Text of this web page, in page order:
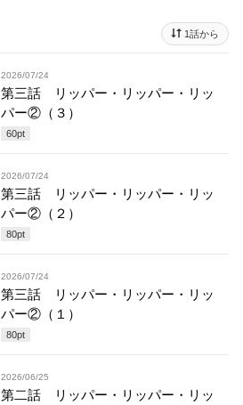
1話から
2026/07/24
第三話 リッパー・リッパー・リッ
パー②（３）
60pt
2026/07/24
第三話 リッパー・リッパー・リッ
パー②（２）
80pt
2026/07/24
第三話 リッパー・リッパー・リッ
パー②（１）
80pt
2026/06/25
第二話 リッパー・リッパー・リッ